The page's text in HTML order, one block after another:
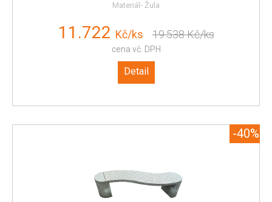
Materiál- Žula
11.722 Kč/ks 19.538Kč/ks
cena vč. DPH
Detail
-40%